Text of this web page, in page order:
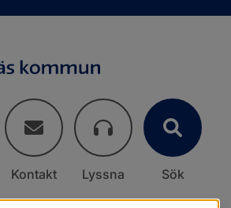
Kontakt Lyssna Sök